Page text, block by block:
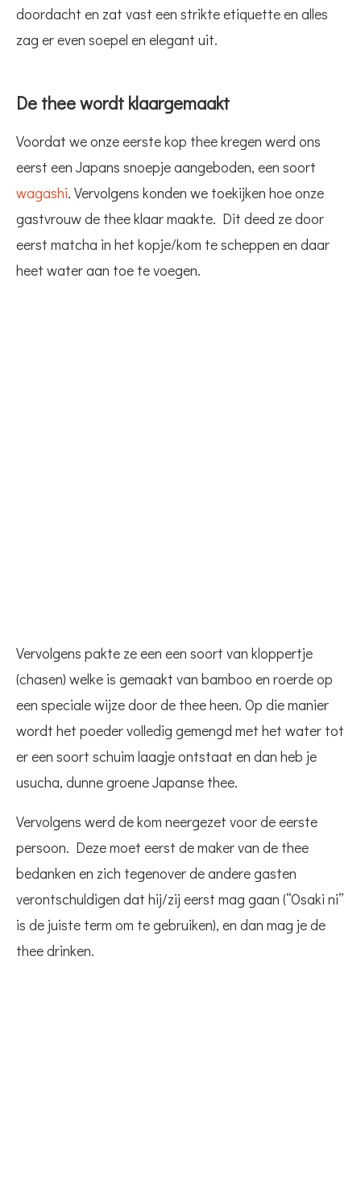
doordacht en zat vast een strikte etiquette en alles
zag er even soepel en elegant uit.
De thee wordt klaargemaakt
Voordat we onze eerste kop thee kregen werd ons
eerst een Japans snoepje aangeboden, een soort
wagashi. Vervolgens konden we toekijken hoe onze
gastvrouw de thee klaar maakte. Dit deed ze door
eerst matcha in het kopje/kom te scheppen en daar
heet water aan toe te voegen.
Vervolgens pakte ze een een soort van kloppertje
(chasen) welke is gemaakt van bamboo en roerde op
een speciale wijze door de thee heen. Op die manier
wordt het poeder volledig gemengd met het water tot
er een soort schuim laagje ontstaat en dan heb je
usucha, dunne groene Japanse thee.
Vervolgens werd de kom neergezet voor de eerste
persoon. Deze moet eerst de maker van de thee
bedanken en zich tegenover de andere gasten
verontschuldigen dat hij/zij eerst mag gaan (“Osaki ni”
is de juiste term om te gebruiken), en dan mag je de
thee drinken.